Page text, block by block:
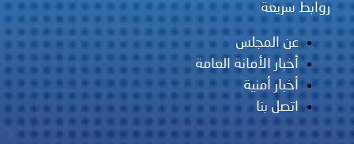
روابط سريعة
عن المجلس
أخبار الأمانة العامة
أخبار أمنية
اتصل بنا